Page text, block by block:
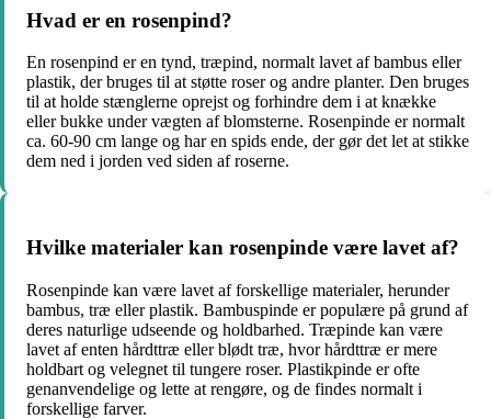
Hvad er en rosenpind?
En rosenpind er en tynd, træpind, normalt lavet af bambus eller
plastik, der bruges til at støtte roser og andre planter. Den bruges
til at holde stænglerne oprejst og forhindre dem i at knække
eller bukke under vægten af blomsterne. Rosenpinde er normalt
ca. 60-90 cm lange og har en spids ende, der gør det let at stikke
dem ned i jorden ved siden af ​​roserne.
Hvilke materialer kan rosenpinde være lavet af?
Rosenpinde kan være lavet af forskellige materialer, herunder
bambus, træ eller plastik. Bambuspinde er populære på grund af
deres naturlige udseende og holdbarhed. Træpinde kan være
lavet af enten hårdttræ eller blødt træ, hvor hårdttræ er mere
holdbart og velegnet til tungere roser. Plastikpinde er ofte
genanvendelige og lette at rengøre, og de findes normalt i
forskellige farver.